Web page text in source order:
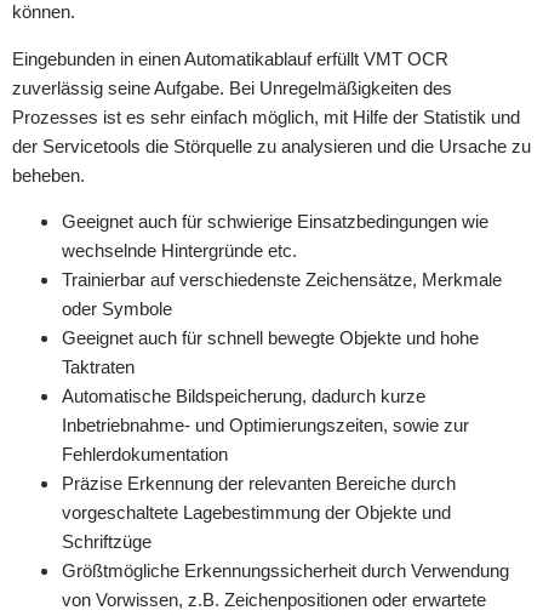
können.
Eingebunden in einen Automatikablauf erfüllt VMT OCR
zuverlässig seine Aufgabe. Bei Unregelmäßigkeiten des
Prozesses ist es sehr einfach möglich, mit Hilfe der Statistik und
der Servicetools die Störquelle zu analysieren und die Ursache zu
beheben.
Geeignet auch für schwierige Einsatzbedingungen wie
wechselnde Hintergründe etc.
Trainierbar auf verschiedenste Zeichensätze, Merkmale
oder Symbole
Geeignet auch für schnell bewegte Objekte und hohe
Taktraten
Automatische Bildspeicherung, dadurch kurze
Inbetriebnahme- und Optimierungszeiten, sowie zur
Fehlerdokumentation
Präzise Erkennung der relevanten Bereiche durch
vorgeschaltete Lagebestimmung der Objekte und
Schriftzüge
Größtmögliche Erkennungssicherheit durch Verwendung
von Vorwissen, z.B. Zeichenpositionen oder erwartete